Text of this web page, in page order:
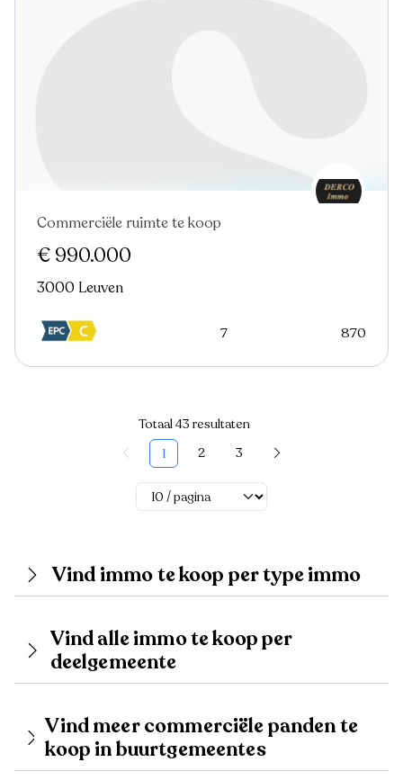
Nieuw
Commerciële ruimte te koop
€ 990.000
3000 Leuven
7 870
Totaal 43 resultaten
1
2 3
Vind immo te koop per type immo
Vind alle immo te koop per
deelgemeente
Vind meer commerciële panden te
koop in buurtgemeentes